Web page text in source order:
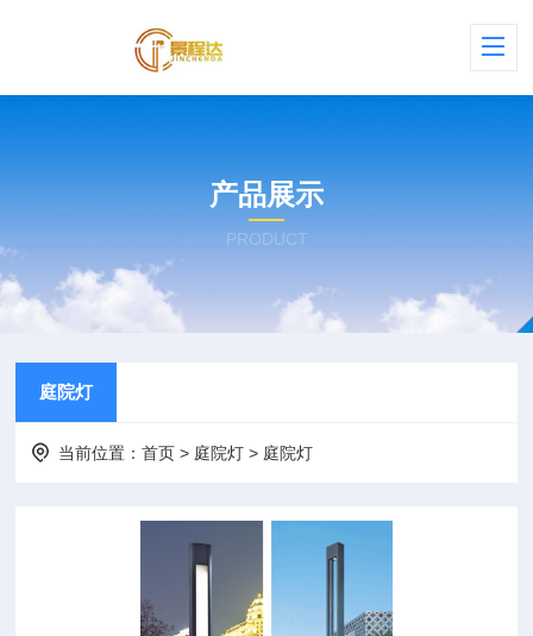
产品展示
PRODUCT
庭院灯
当前位置：首页 > 庭院灯 > 庭院灯